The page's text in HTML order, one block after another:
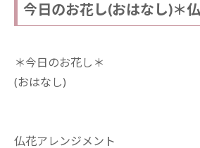
今日のお花し(おはなし)＊
＊今日のお花し＊
(おはなし)
仏花アレンジメント